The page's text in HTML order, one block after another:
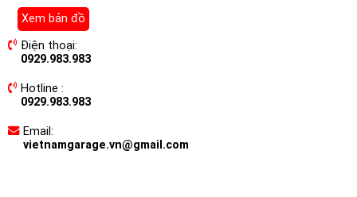
Xem bản đồ
Điện thoại:
0929.983.983
Hotline :
0929.983.983
Email:
vietnamgarage.vn@gmail.com